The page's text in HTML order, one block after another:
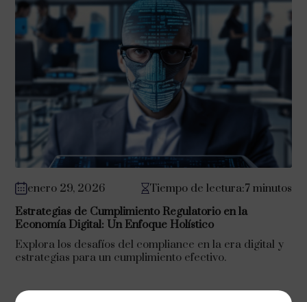
enero 29, 2026
Tiempo de lectura:7 minutos
Estrategias de Cumplimiento Regulatorio en la
Economía Digital: Un Enfoque Holístico
Explora los desafíos del compliance en la era digital y
estrategias para un cumplimiento efectivo.